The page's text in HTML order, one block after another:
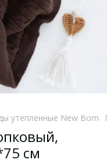
утепленные New Born
см